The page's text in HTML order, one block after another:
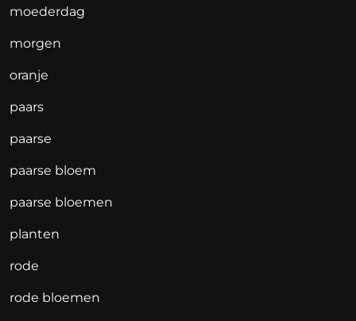
moederdag
morgen
oranje
paars
paarse
paarse bloem
paarse bloemen
planten
rode
rode bloemen